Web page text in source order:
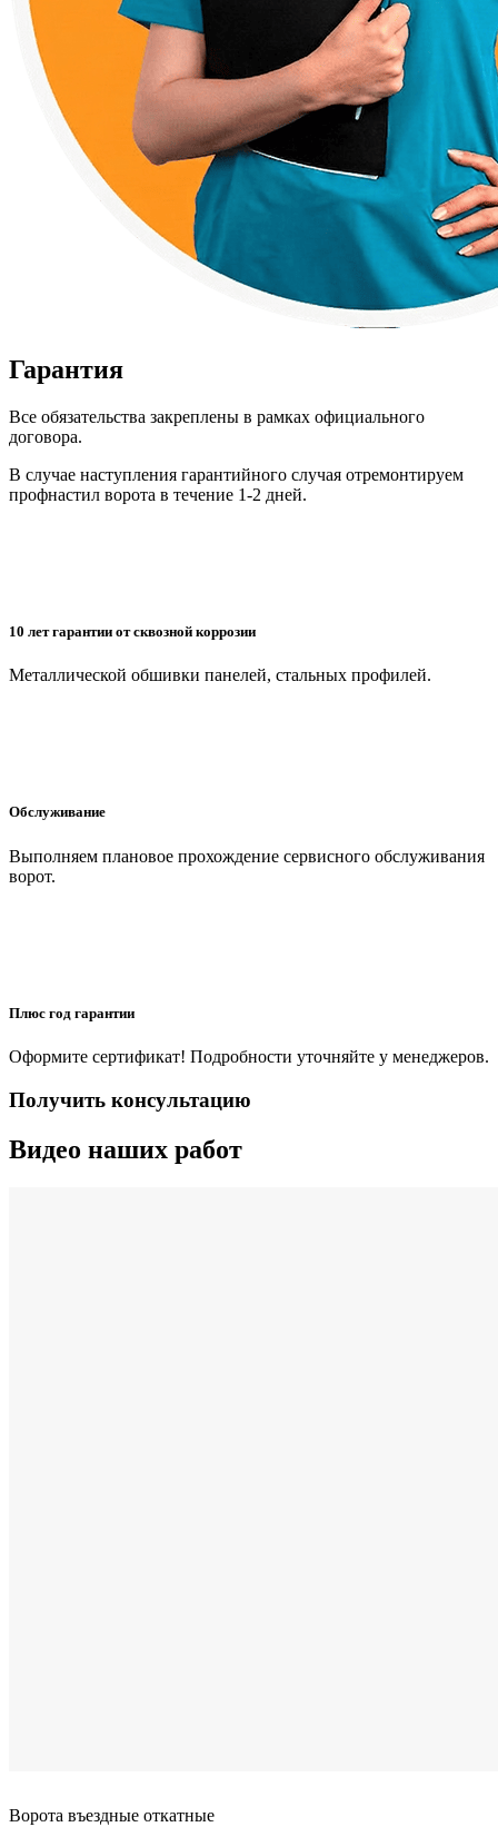
Гарантия
Все обязательства закреплены в рамках официального
договора.
В случае наступления гарантийного случая отремонтируем
профнастил ворота в течение 1-2 дней.
10 лет гарантии от сквозной коррозии
Металлической обшивки панелей, стальных профилей.
Обслуживание
Выполняем плановое прохождение сервисного обслуживания
ворот.
Плюс год гарантии
Оформите сертификат! Подробности уточняйте у менеджеров.
Получить консультацию
Видео наших работ
Ворота въездные откатные